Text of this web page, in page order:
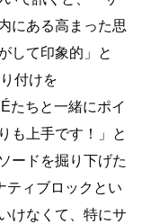
にある高まった思
して印象的」と
付けを
たちと一緒にポイ
も上手です！」と
ードを掘り下げた
ティブロックとい
けなくて、特にサ